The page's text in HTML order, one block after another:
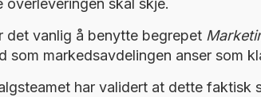
overleveringen skal skje.
det vanlig å benytte begrepet
som markedsavdelingen anser som
har validert at dette